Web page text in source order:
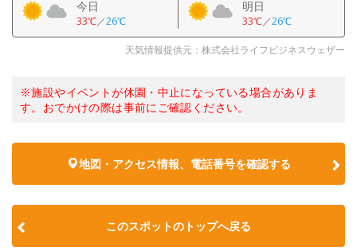
今日
33℃／26℃
明日
33℃／26℃
天気情報提供元：株式会社ライフビジネスウェザー
※施設やイベントが休園・中止になっている場合がありま
す。おでかけの際は事前にご確認ください。
地図・アクセス情報、電話番号を確認する
このスポットのトップへ戻る